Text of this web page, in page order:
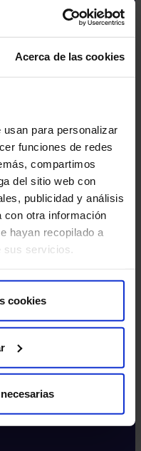
Acerca de las cookies
para personalizar
funciones de redes
compartimos
del sitio web con
publicidad y análisis
con otra información
hayan recopilado a
servicios.
cookies